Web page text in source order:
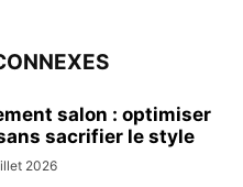
salon : optimiser
sacrifier le style
2026